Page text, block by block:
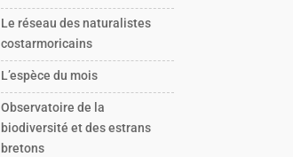
Le réseau des naturalistes
costarmoricains
L’espèce du mois
Observatoire de la
biodiversité et des estrans
bretons